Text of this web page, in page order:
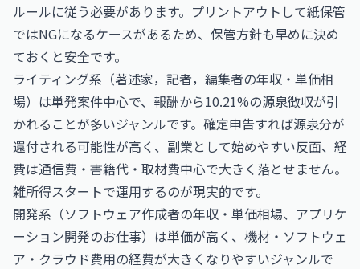
ルールに従う必要があります。プリントアウトして紙保管
ではNGになるケースがあるため、保管方針も早めに決め
ておくと安全です。
ライティング系（著述家，記者，編集者の年収・単価相
場）は単発案件中心で、報酬から10.21%の源泉徴収が引
かれることが多いジャンルです。確定申告すれば源泉分が
還付される可能性が高く、副業として始めやすい反面、経
費は通信費・書籍代・取材費中心で大きく落とせません。
雑所得スタートで運用するのが現実的です。
開発系（ソフトウェア作成者の年収・単価相場、 アプリケ
ーション開発のお仕事）は単価が高く、機材・ソフトウェ
ア・クラウド費用の経費が大きくなりやすいジャンルで